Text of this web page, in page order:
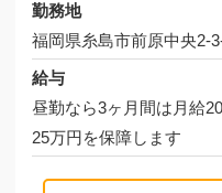
勤務地
福岡県糸島市前原中央2-
給与
昼勤なら3ヶ月間は月給
25万円を保障します